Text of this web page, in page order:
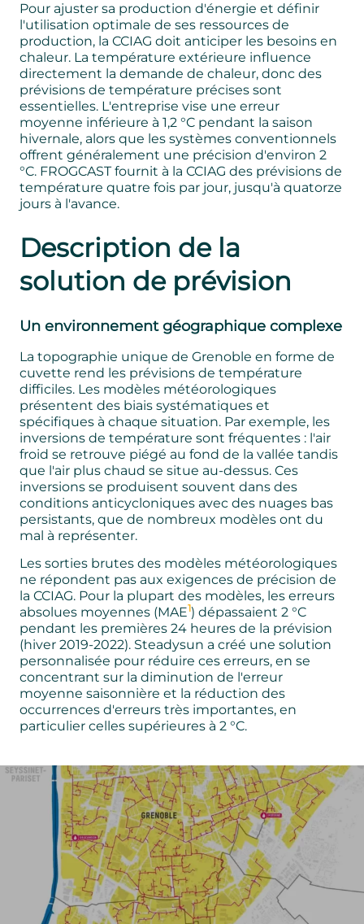
Pour ajuster sa production d'énergie et définir
l'utilisation optimale de ses ressources de
production, la CCIAG doit anticiper les besoins en
chaleur. La température extérieure influence
directement la demande de chaleur, donc des
prévisions de température précises sont
essentielles. L'entreprise vise une erreur
moyenne inférieure à 1,2 °C pendant la saison
hivernale, alors que les systèmes conventionnels
offrent généralement une précision d'environ 2
°C. FROGCAST fournit à la CCIAG des prévisions de
température quatre fois par jour, jusqu'à quatorze
jours à l'avance.
Description de la
solution de prévision
Un environnement géographique complexe
La topographie unique de Grenoble en forme de
cuvette rend les prévisions de température
difficiles. Les modèles météorologiques
présentent des biais systématiques et
spécifiques à chaque situation. Par exemple, les
inversions de température sont fréquentes : l'air
froid se retrouve piégé au fond de la vallée tandis
que l'air plus chaud se situe au-dessus. Ces
inversions se produisent souvent dans des
conditions anticycloniques avec des nuages bas
persistants, que de nombreux modèles ont du
mal à représenter.
Les sorties brutes des modèles météorologiques
ne répondent pas aux exigences de précision de
la CCIAG. Pour la plupart des modèles, les erreurs
absolues moyennes (MAE1) dépassaient 2 °C
pendant les premières 24 heures de la prévision
(hiver 2019-2022). Steadysun a créé une solution
personnalisée pour réduire ces erreurs, en se
concentrant sur la diminution de l'erreur
moyenne saisonnière et la réduction des
occurrences d'erreurs très importantes, en
particulier celles supérieures à 2 °C.